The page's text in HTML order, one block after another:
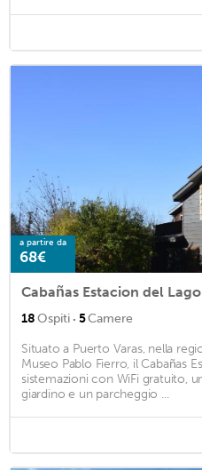
a partire da
68€
Cabañas Estacion del Lago
18Ospiti · 5Camere
Situato a Puerto Varas, nella
Museo Pablo Fierro, il Cabañas
sistemazioni con WiFi gratuito,
giardino e un parcheggio ...